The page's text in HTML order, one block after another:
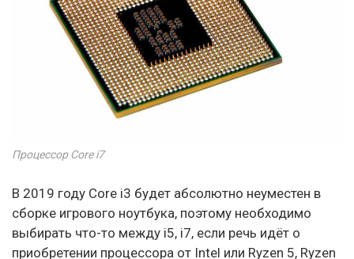
Процессор Core i7
В 2019 году Core i3 будет абсолютно неуместен в
сборке игрового ноутбука, поэтому необходимо
выбирать что-то между i5, i7, если речь идёт о
приобретении процессора от Intel или Ryzen 5, Ryzen